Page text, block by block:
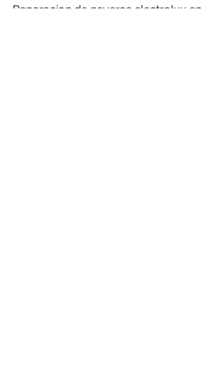
Reparacion de neveras electrolux en